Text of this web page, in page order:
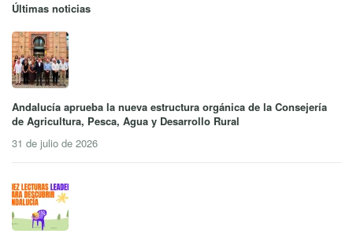
Últimas noticias
Andalucía aprueba la nueva estructura orgánica de la Consejería
de Agricultura, Pesca, Agua y Desarrollo Rural
31 de julio de 2026